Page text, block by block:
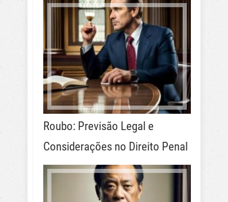
Roubo: Previsão Legal e
Considerações no Direito Penal